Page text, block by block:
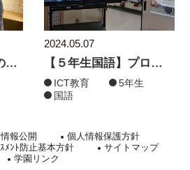
【4年国語】「一つの花」まとめの感想を交流しました
2024.05.07
【５年生国語】プログラミング✖漢字学習
ICT教育
5年生
国語
情報公開
個人情報保護方針
ﾒﾝﾄ防止基本方針
サイトマップ
学園リンク